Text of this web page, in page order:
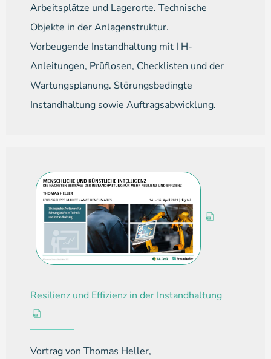
Arbeitsplätze und Lagerorte. Technische
Objekte in der Anlagenstruktur.
Vorbeugende Instandhaltung mit I H-
Anleitungen, Prüflosen, Checklisten und der
Wartungsplanung. Störungsbedingte
Instandhaltung sowie Auftragsabwicklung.
Resilienz und Effizienz in der Instandhaltung
Vortrag von Thomas Heller,